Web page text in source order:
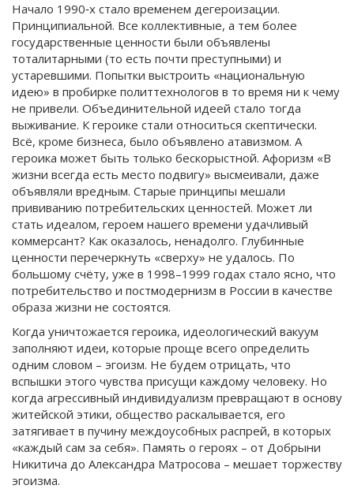
Начало 1990‑х стало временем дегероизации.
Принципиальной. Все коллективные, а тем более
государственные ценности были объявлены
тоталитарными (то есть почти преступными) и
устаревшими. Попытки выстроить «национальную
идею» в пробирке политтехнологов в то время ни к чему
не привели. Объединительной идеей стало тогда
выживание. К героике стали относиться скептически.
Всё, кроме бизнеса, было объявлено атавизмом. А
героика может быть только бескорыстной. Афоризм «В
жизни всегда есть место подвигу» высмеивали, даже
объявляли вредным. Старые принципы мешали
прививанию потребительских ценностей. Может ли
стать идеалом, героем нашего времени удачливый
коммерсант? Как оказалось, ненадолго. Глубинные
ценности перечеркнуть «сверху» не удалось. По
большому счёту, уже в 1998–1999 годах стало ясно, что
потребительство и постмодернизм в России в качестве
образа жизни не состоятся.
Когда уничтожается героика, идеологический вакуум
заполняют идеи, которые проще всего определить
одним словом – эгоизм. Не будем отрицать, что
вспышки этого чувства присущи каждому человеку. Но
когда агрессивный индивидуализм превращают в основу
житейской этики, общество раскалывается, его
затягивает в пучину междоусобных распрей, в которых
«каждый сам за себя». Память о героях – от Добрыни
Никитича до Александра Матросова – мешает торжеству
эгоизма.